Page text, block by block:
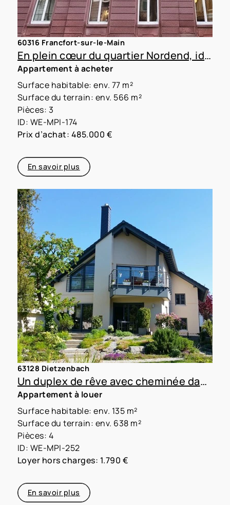
60316 Francfort-sur-le-Main
En plein cœur du quartier Nordend, idéal pour la location en colocation
Appartement à acheter
Surface habitable: env. 77 m²
Surface du terrain: env. 566 m²
Pièces: 3
ID: WE-MPI-174
Prix d’achat: 485.000 €
En savoir plus
63128 Dietzenbach
Un duplex de rêve avec cheminée dans une maison pour deux familles
Appartement à louer
Surface habitable: env. 135 m²
Surface du terrain: env. 638 m²
Pièces: 4
ID: WE-MPI-252
Loyer hors charges: 1.790 €
En savoir plus